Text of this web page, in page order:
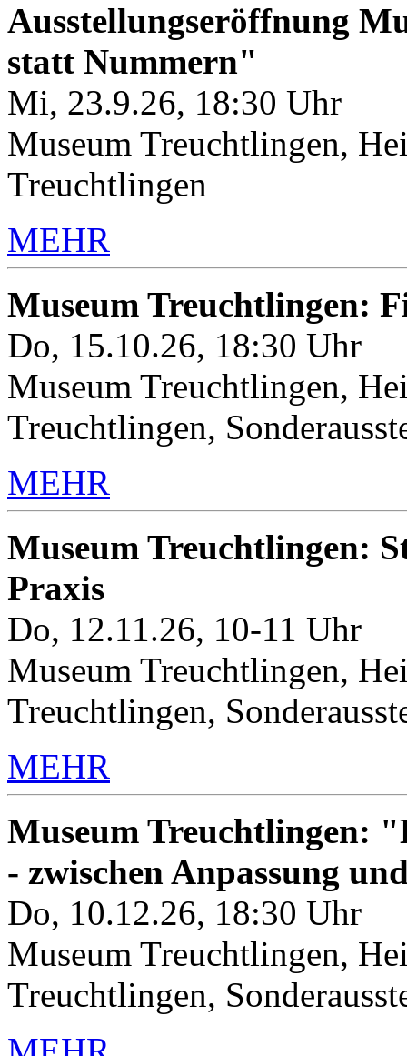
Ausstellungseröffnung
statt Nummern"
Mi, 23.9.26, 18:30 Uhr
Museum Treuchtlingen,
Treuchtlingen
MEHR
Museum Treuchtlingen:
Do, 15.10.26, 18:30 Uhr
Museum Treuchtlingen,
Treuchtlingen,
MEHR
Museum Treuchtlingen:
Praxis
Do, 12.11.26, 10-11 Uhr
Museum Treuchtlingen,
Treuchtlingen,
MEHR
Museum Treuchtlingen:
- zwischen Anpassung
Do, 10.12.26, 18:30 Uhr
Museum Treuchtlingen,
Treuchtlingen,